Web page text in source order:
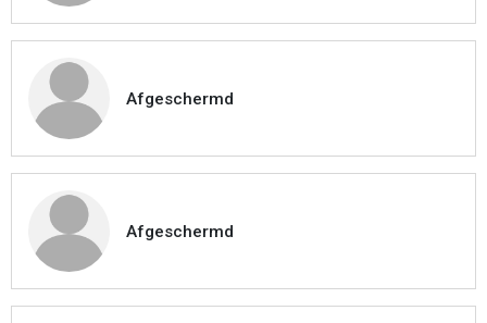
Afgeschermd
Afgeschermd